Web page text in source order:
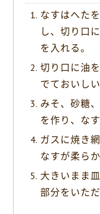
なすはへた
し、切り口
を入れる。
切り口に油
でておいしい
みそ、砂糖
を作り、な
ガスに焼き
なすが柔ら
大きいまま
部分をいただ